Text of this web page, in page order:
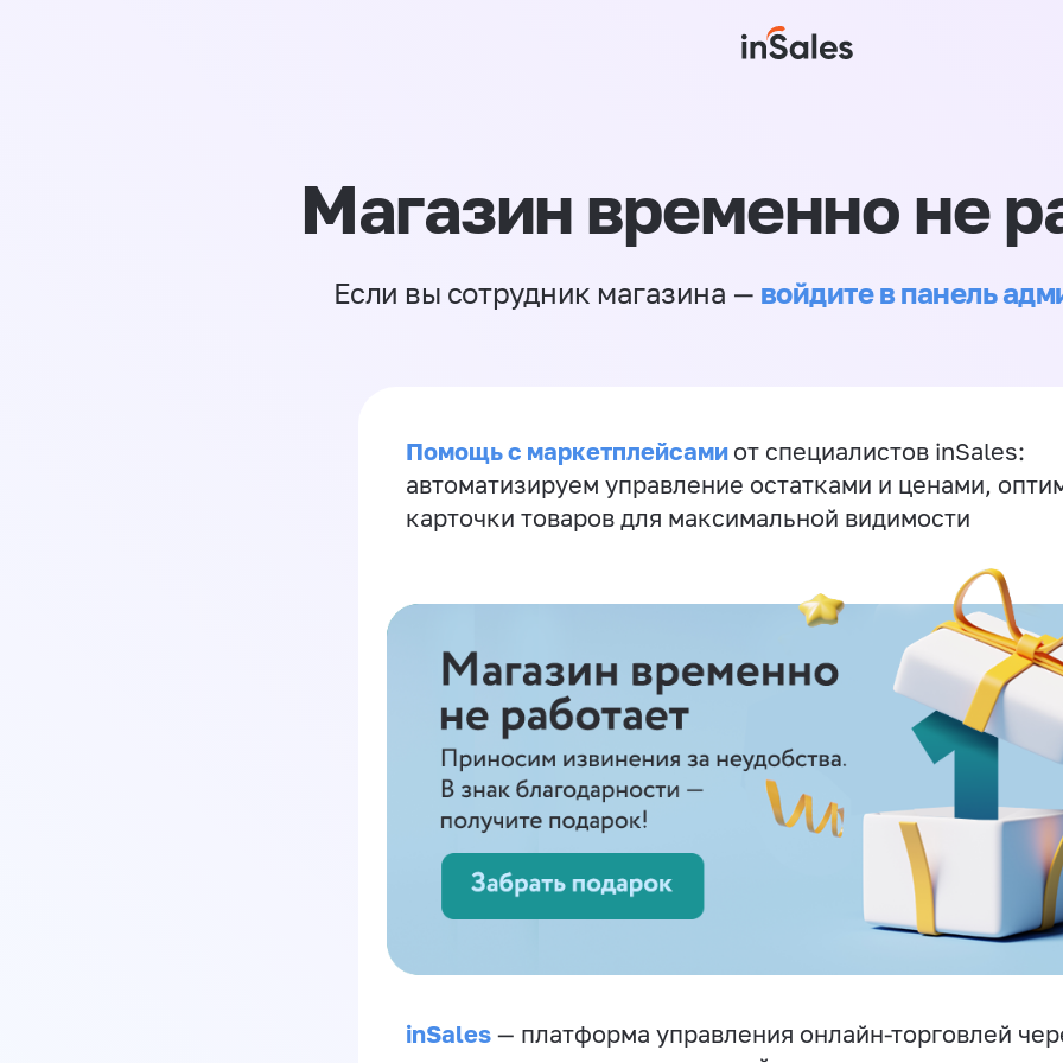
Магазин временно не
Если вы сотрудник магазина — войдите в панель
Помощь с маркетплейсами от специалистов inSales:
автоматизируем управление остатками и ценами,
карточки товаров для максимальной видимости
inSales — платформа управления онлайн-торговлей